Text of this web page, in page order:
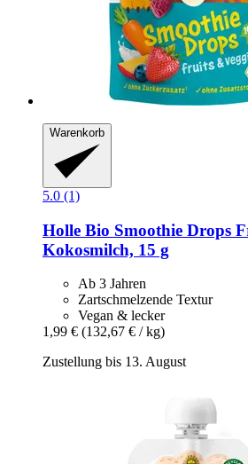
Warenkorb
5.0 (1)
Holle Bio Smoothie Drops
Kokosmilch, 15 g
Ab 3 Jahren
Zartschmelzende Textur
Vegan & lecker
1,99 € (132,67 € / kg)
Zustellung bis 13. August